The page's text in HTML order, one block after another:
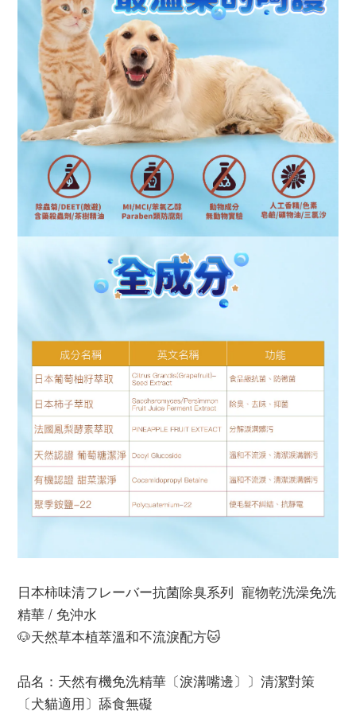
日本柿味清フレーバー抗菌除臭系列 寵物乾洗澡免洗
精華 / 免沖水
🐶天然草本植萃溫和不流淚配方🐱
品名：天然有機免洗精華〔淚溝嘴邊〕〕清潔對策
〔犬貓適用〕舔食無礙